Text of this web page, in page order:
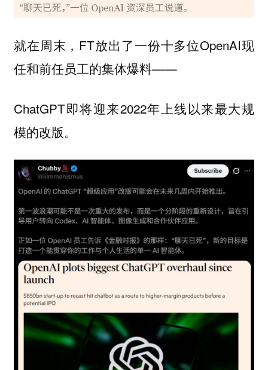
就在周末，FT放出了一份十多位OpenAI现
任和前任员工的集体爆料——
ChatGPT即将迎来2022年上线以来最大规
模的改版。